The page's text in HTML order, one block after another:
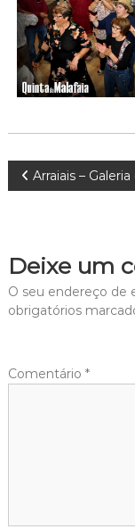
artigos
Arraiais –
Deixe um
O seu endereço de
obrigatórios
Comentário *